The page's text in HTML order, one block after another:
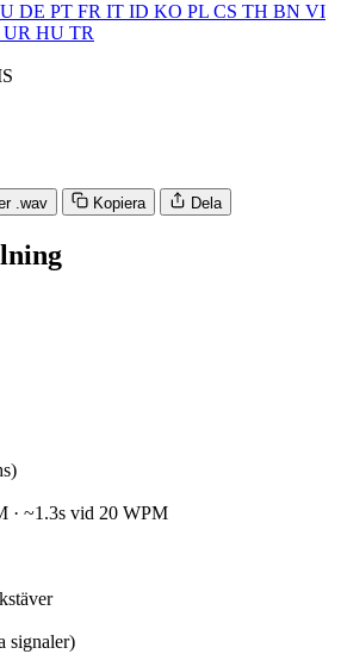
DE PT FR IT ID KO PL CS TH BN VI
UR HU TR
.wav Kopiera Dela
· ~1.3s vid 20 WPM
signaler)